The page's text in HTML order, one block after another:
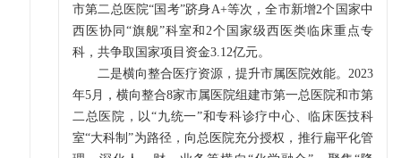
市第二总医院“国考”跻身A+等次，全市新增2个国家中
西医协同“旗舰”科室和2个国家级西医类临床重点专
科，共争取国家项目资金3.12亿元。
二是横向整合医疗资源，提升市属医院效能。2023
年5月，横向整合8家市属医院组建市第一总医院和市第
二总医院，以“九统一”和专科诊疗中心、临床医技科
室“大科制”为路径，向总医院充分授权，推行扁平化管